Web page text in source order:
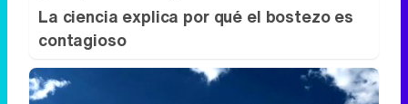
La ciencia explica por qué el bostezo es
contagioso